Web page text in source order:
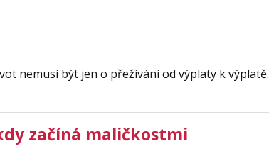
nemusí být jen o přežívání od výplaty k výplatě.
začíná maličkostmi